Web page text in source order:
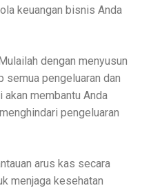
keuangan bisnis Anda
dengan menyusun
semua pengeluaran dan
akan membantu Anda
pengeluaran
arus kas secara
menjaga kesehatan